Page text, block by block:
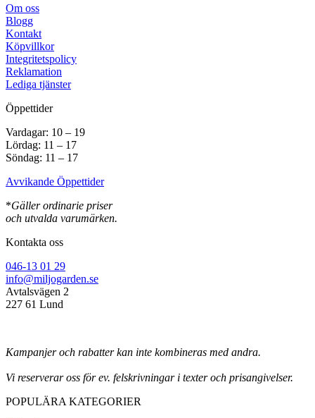
Om oss
Blogg
Kontakt
Köpvillkor
Integritetspolicy
Reklamation
Lediga tjänster
Öppettider
Vardagar: 10 – 19
Lördag: 11 – 17
Söndag: 11 – 17
Avvikande Öppettider
*Gäller ordinarie priser
och utvalda varumärken.
Kontakta oss
046-13 01 29
info@miljogarden.se
Avtalsvägen 2
227 61 Lund
Kampanjer och rabatter kan inte kombineras med andra.
Vi reserverar oss för ev. felskrivningar i texter och prisangivelser.
POPULÄRA KATEGORIER